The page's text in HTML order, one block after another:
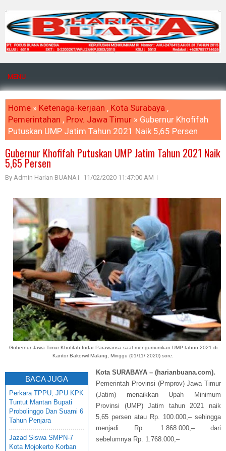
MENU
Home » Ketenaga-kerjaan , Kota Surabaya ,
Pemerintahan , Prov. Jawa Timur » Gubernur Khofifah
Putuskan UMP Jatim Tahun 2021 Naik 5,65 Persen
Gubernur Khofifah Putuskan UMP Jatim Tahun 2021 Naik
5,65 Persen
By Admin Harian BUANA 11/02/2020 11:47:00 AM
Gubernur Jawa Timur Khofifah Indar Parawansa saat mengumumkan UMP tahun 2021 di
Kantor Bakorwil Malang, Minggu (01/11/ 2020) sore
BACA JUGA
Perkara TPPU, JPU KPK
Tuntut Mantan Bupati
Probolinggo Dan Suami 6
Tahun Penjara
Jazad Siswa SMPN-7
Kota Mojokerto Korban
Kota SURABAYA – (harianbuana.com).
Pemerintah Provinsi (Pmprov) Jawa Timur
(Jatim) menaikkan Upah Minimum
Provinsi (UMP) Jatim tahun 2021 naik
5,65 persen atau Rp. 100.000,– sehingga
menjadi Rp. 1.868.000,– dari
sebelumnya Rp. 1.768.000,–